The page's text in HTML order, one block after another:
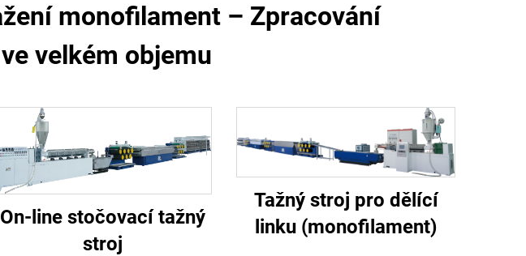
monofilament – Zpracování
velkém objemu
On-line stočovací tažný
stroj
Tažný stroj pro dělící
linku (monofilament)